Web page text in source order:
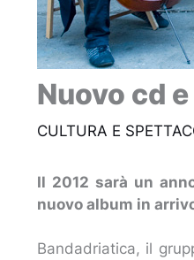
Nuovo cd
CULTURA E
Il 2012 sarà un
nuovo album in
Bandadriatica, il